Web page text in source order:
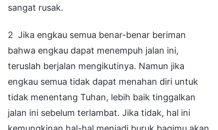
sangat rusak.
2 Jika engkau semua benar-benar beriman
bahwa engkau dapat menempuh jalan ini,
teruslah berjalan mengikutinya. Namun jika
engkau semua tidak dapat menahan diri untuk
tidak menentang Tuhan, lebih baik tinggalkan
jalan ini sebelum terlambat. Jika tidak, hal ini